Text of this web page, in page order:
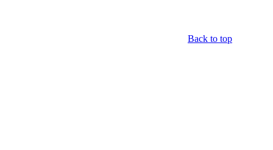
Back to top